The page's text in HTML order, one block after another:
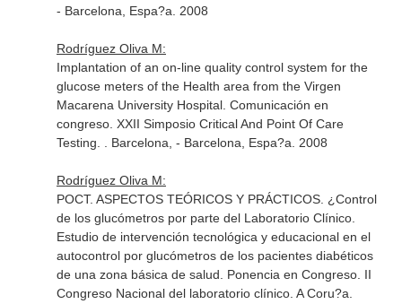
- Barcelona, Espa?a. 2008
Rodríguez Oliva M:
Implantation of an on-line quality control system for the
glucose meters of the Health area from the Virgen
Macarena University Hospital. Comunicación en
congreso. XXII Simposio Critical And Point Of Care
Testing. . Barcelona, - Barcelona, Espa?a. 2008
Rodríguez Oliva M:
POCT. ASPECTOS TEÓRICOS Y PRÁCTICOS. ¿Control
de los glucómetros por parte del Laboratorio Clínico.
Estudio de intervención tecnológica y educacional en el
autocontrol por glucómetros de los pacientes diabéticos
de una zona básica de salud. Ponencia en Congreso. II
Congreso Nacional del laboratorio clínico. A Coru?a.